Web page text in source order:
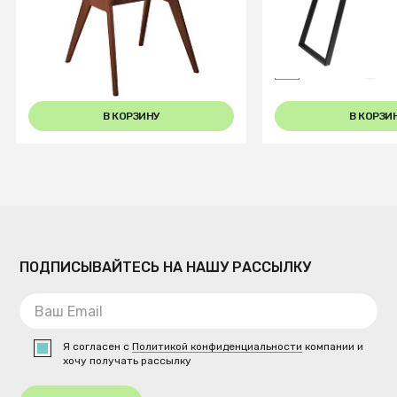
Стол Нарвик 860*860 мрамор
Бианко /темный орех
В КОРЗИНУ
Стол Пеле 120-
Light matte glass
В
ПОДПИСЫВАЙТЕСЬ НА НАШУ РАССЫЛКУ
Я согласен сПолитикой конфиденциальности компании и
хочу получать рассылку